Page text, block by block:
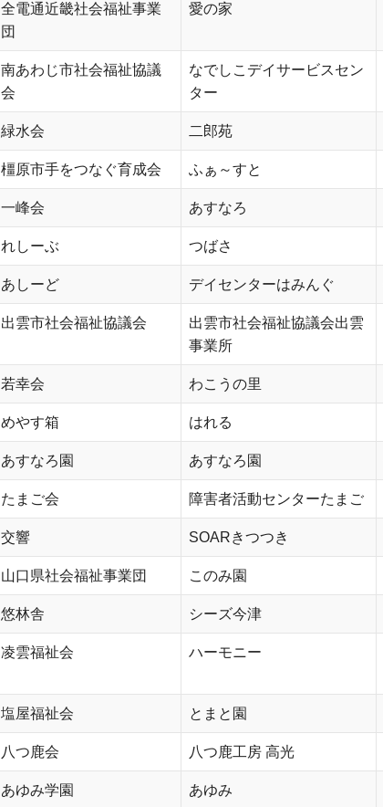
全電通近畿社会福祉事業
団
愛の家
南あわじ市社会福祉協議
会
なでしこデイサービスセン
ター
緑水会 二郎苑
橿原市手をつなぐ育成会 ふぁ～すと
一峰会 あすなろ
れしーぶ つばさ
あしーど デイセンターはみんぐ
出雲市社会福祉協議会
出雲市社会福祉協議会出雲
事業所
若幸会 わこうの里
めやす箱 はれる
あすなろ園 あすなろ園
たまご会 障害者活動センターたまご
交響 SOARきつつき
山口県社会福祉事業団 このみ園
悠林舎 シーズ今津
凌雲福祉会 ハーモニー
塩屋福祉会 とまと園
八つ鹿会 八つ鹿工房 高光
あゆみ学園 あゆみ